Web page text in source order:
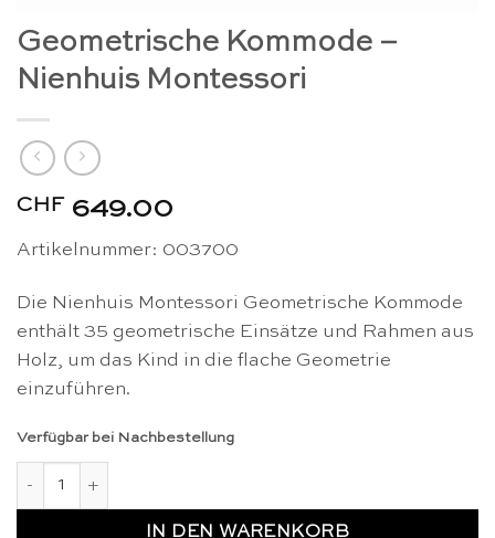
Geometrische Kommode –
Nienhuis Montessori
CHF 649.00
Artikelnummer: 003700
Die Nienhuis Montessori Geometrische Kommode
enthält 35 geometrische Einsätze und Rahmen aus
Holz, um das Kind in die flache Geometrie
einzuführen.
Verfügbar bei Nachbestellung
IN DEN WARENKORB